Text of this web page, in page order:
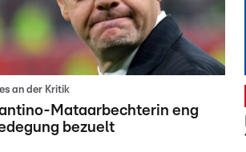
an der Kritik
Mataarbechterin eng
bezuelt